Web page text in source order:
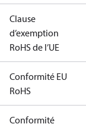
Clause
d’exemption
RoHS de l’UE
Conformité EU
RoHS
Conformité